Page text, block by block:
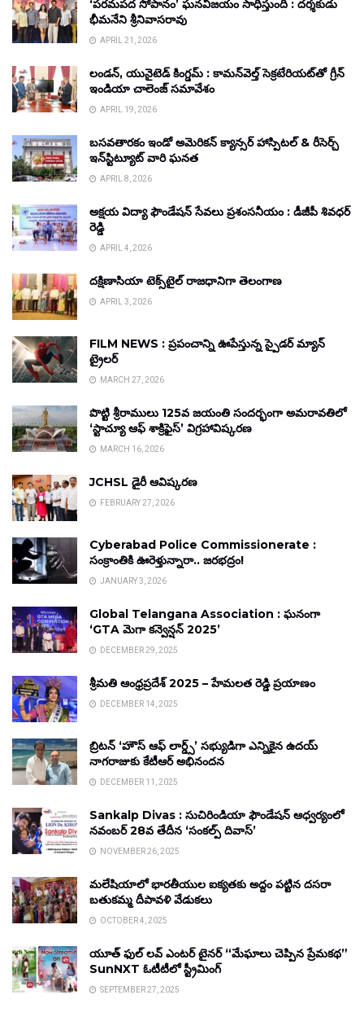
‘పరమపద సోపానం’ ఘనవిజయం సాధిస్తుంది : దర్శకుడు
భీమనేని శ్రీనివాసరావు
APRIL 21, 2026
లండన్, యునైటెడ్ కింగ్డమ్ : కామన్‌వెల్త్ సెక్రటేరియట్‌తో గ్రీన్
ఇండియా చాలెంజ్ సమావేశం
APRIL 19, 2026
బసవతారకం ఇండో అమెరికన్ క్యాన్సర్ హాస్పిటల్ & రీసెర్చ్
ఇన్‌స్టిట్యూట్ వారి ఘనత
APRIL 8, 2026
అక్షయ విద్యా ఫౌండేషన్ సేవలు ప్రశంసనీయం : డీజీపీ శివధర్
రెడ్డి
APRIL 4, 2026
దక్షిణాసియా టెక్స్‌టైల్ రాజధానిగా తెలంగాణ
APRIL 3, 2026
FILM NEWS : ప్రపంచాన్ని ఊపేస్తున్న స్పైడర్ మ్యాన్
ట్రైలర్
MARCH 27, 2026
పొట్టి శ్రీరాములు 125వ జయంతి సందర్భంగా అమరావతిలో
‘స్టాచ్యూ ఆఫ్ శాక్రిఫైస్’ విగ్రహావిష్కరణ
MARCH 16, 2026
JCHSL డైరీ ఆవిష్కరణ
FEBRUARY 27, 2026
Cyberabad Police Commissionerate :
సంక్రాంతికి ఊరెళ్తున్నారా.. జరభద్రం!
JANUARY 3, 2026
Global Telangana Association : ఘనంగా
‘GTA మెగా కన్వెన్షన్ 2025’
DECEMBER 29, 2025
శ్రీమతి ఆంధ్రప్రదేశ్ 2025 – హేమలత రెడ్డి ప్రయాణం
DECEMBER 14, 2025
బ్రిటన్ ‘హౌస్ ఆఫ్ లార్డ్స్’ సభ్యుడిగా ఎన్నికైన ఉదయ్
నాగరాజుకు కేటీఆర్ అభినందన
DECEMBER 11, 2025
Sankalp Divas : సుచిరిండియా ఫౌండేషన్ ఆధ్వర్యంలో
నవంబర్ 28వ తేదీన ‘సంకల్ప్ దివాస్’
NOVEMBER 26, 2025
మలేషియాలో భారతీయుల ఐక్యతకు అద్దం పట్టిన దసరా
బతుకమ్మ దీపావళి వేడుకలు
OCTOBER 4, 2025
యూత్ ఫుల్ లవ్ ఎంటర్ టైనర్ “మేఘాలు చెప్పిన ప్రేమకథ”
SunNXT ఓటీటీలో స్ట్రీమింగ్
SEPTEMBER 27, 2025